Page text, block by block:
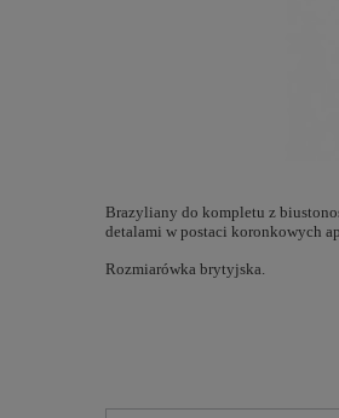
Brazyliany do kompletu z
detalami w postaci koronkowych
Rozmiarówka brytyjska.